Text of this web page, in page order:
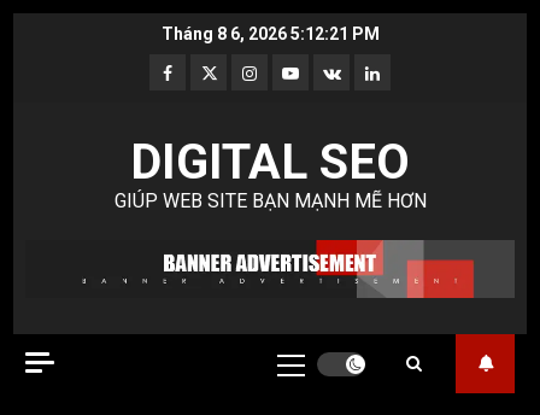
Tháng 8 6, 20265:12:22 PM
Facebook
TwitterInstagram
Youtube
VK LinkedIn
DIGITAL SEO
GIÚP WEB SITE BẠN MẠNH MẼ HƠN
Primary